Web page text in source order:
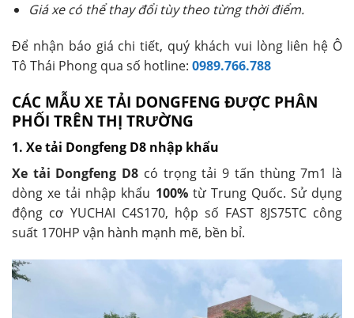
Giá xe có thể thay đổi tùy theo từng thời điểm.
Để nhận báo giá chi tiết, quý khách vui lòng liên hệ Ô
Tô Thái Phong qua số hotline: 0989.766.788
CÁC MẪU XE TẢI DONGFENG ĐƯỢC PHÂN
PHỐI TRÊN THỊ TRƯỜNG
1. Xe tải Dongfeng D8 nhập khẩu
Xe tải Dongfeng D8 có trọng tải 9 tấn thùng 7m1 là
dòng xe tải nhập khẩu 100%từ Trung Quốc. Sử dụng
động cơ YUCHAI C4S170, hộp số FAST 8JS75TC công
suất 170HP vận hành mạnh mẽ, bền bỉ.